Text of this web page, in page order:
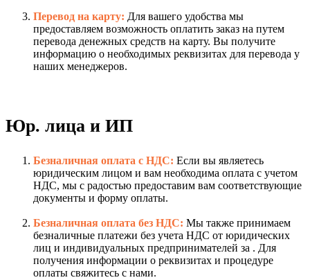
Перевод на карту: Для вашего удобства мы
предоставляем возможность оплатить заказ на путем
перевода денежных средств на карту. Вы получите
информацию о необходимых реквизитах для перевода у
наших менеджеров.
Юр. лица и ИП
Безналичная оплата с НДС: Если вы являетесь
юридическим лицом и вам необходима оплата с учетом
НДС, мы с радостью предоставим вам соответствующие
документы и форму оплаты.
Безналичная оплата без НДС: Мы также принимаем
безналичные платежи без учета НДС от юридических
лиц и индивидуальных предпринимателей за . Для
получения информации о реквизитах и процедуре
оплаты свяжитесь с нами.